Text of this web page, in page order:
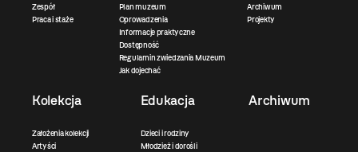
Zespół
Praca i staże
Plan muzeum
Oprowadzenia
Informacje praktyczne
Dostępność
Regulamin zwiedzania Muzeum
Jak dojechać
Archiwum
Projekty
Kolekcja
Założenia kolekcji
Artyści
Edukacja
Dzieci i rodziny
Młodzież i dorośli
Archiwum